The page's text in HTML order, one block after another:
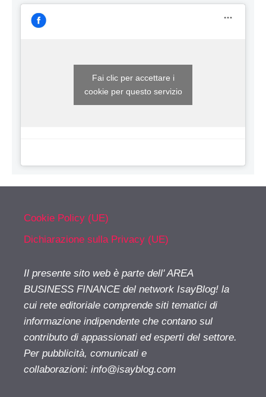
Fai clic per accettare i
cookie per questo servizio
Cookie Policy (UE)
Dichiarazione sulla Privacy (UE)
Il presente sito web è parte dell' AREA
BUSINESS FINANCE del network IsayBlog! la
cui rete editoriale comprende siti tematici di
informazione indipendente che contano sul
contributo di appassionati ed esperti del settore.
Per pubblicità, comunicati e
collaborazioni: info@isayblog.com